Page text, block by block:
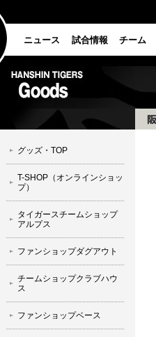
ニュース 試合情報 チーム
グッズ・TOP
T-SHOP（オンラインショッ
プ）
タイガースチームショップ
アルプス
ファンショップダグアウト
チームショップクラブハウ
ス
ファンショップベース